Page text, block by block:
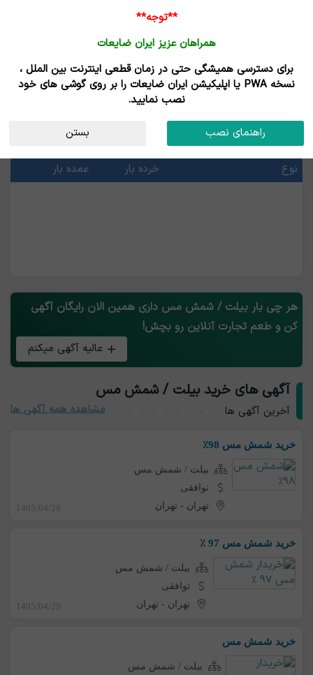
خرید و فروش بیلت / شمش مس
قیمت بیلت / شمش مس
آخرین قیمت ها
نوع
خرده بار عمده بار
هر چی بار بیلت / شمش مس داری همین الان رایگان آگهی
کن و طعم تجارت آنلاین رو بچش!
عالیه آگهی میکنم
آگهی های خرید بیلت / شمش مس
آخرین آگهی ها مشاهده همه آگهی ها
خرید شمش مس 98٪
بیلت / شمش مس
توافقی
تهران -تهران 1405/04/29
خرید شمش مس 97 ٪
بیلت / شمش مس
توافقی
تهران -تهران 1405/04/29
خرید شمش مس
بیلت / شمش مس
**توجه**
همراهان عزیز ایران ضایعات
برای دسترسی همیشگی حتی در زمان قطعی اینترنت بین الملل ،
نسخه PWA یا اپلیکیشن ایران ضایعات را بر روی گوشی های خود
نصب نمایید.
راهنمای نصب بستن